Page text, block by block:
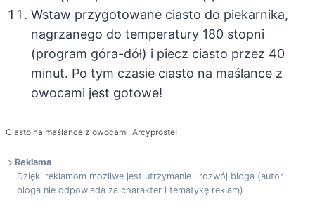
Wstaw przygotowane ciasto do piekarnika,
nagrzanego do temperatury 180 stopni
(program góra-dół) i piecz ciasto przez 40
minut. Po tym czasie ciasto na maślance z
owocami jest gotowe!
Ciasto na maślance z owocami. Arcyproste!
Reklama
Dzięki reklamom możliwe jest utrzymanie i rozwój bloga (autor
bloga nie odpowiada za charakter i tematykę reklam)